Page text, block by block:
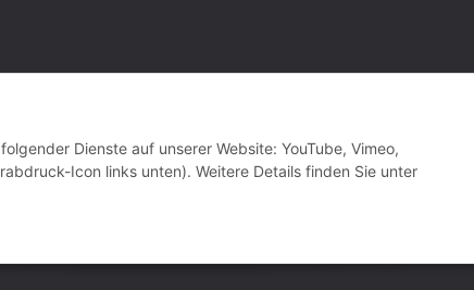
Dienste auf unserer Website: YouTube, Vimeo,
Icon links unten). Weitere Details finden Sie unter